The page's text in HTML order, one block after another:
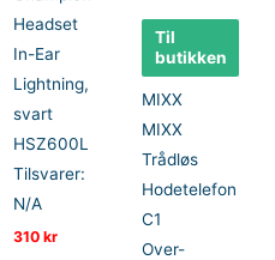
Headset
In-Ear
Lightning,
svart
HSZ600L
Tilsvarer:
N/A
310kr
Til
butikken
MIXX
MIXX
Trådløs
Hodetelefon
C1
Over-